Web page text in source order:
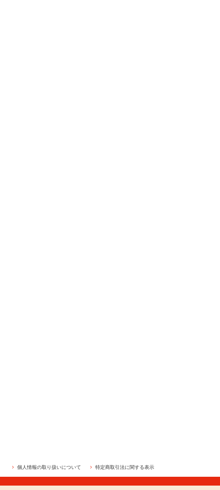
個人情報の取り扱いについて 特定商取引法に関する表示